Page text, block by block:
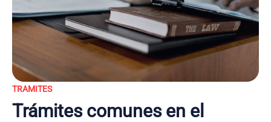
TRAMITES
Trámites comunes en el